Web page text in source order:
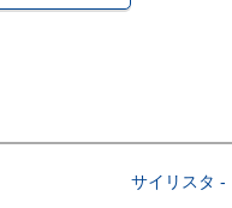
サイリスタ -